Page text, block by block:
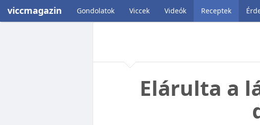
viccmagazin Gondolatok Viccek Videók Receptek
Elárulta a